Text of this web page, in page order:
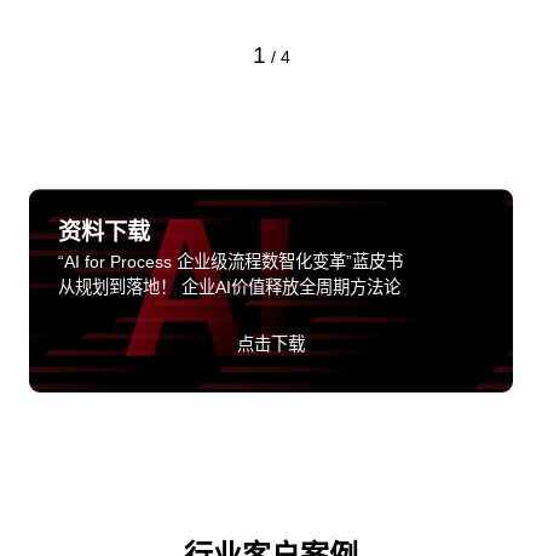
1 / 4
资料下载
“AI for Process 企业级流程数智化变革”蓝皮书
从规划到落地！ 企业AI价值释放全周期方法论
点击下载